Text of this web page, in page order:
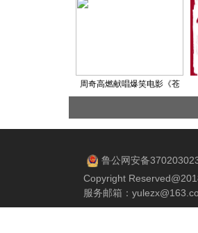
周奇高燃献唱爆笑电影《苍
名字的人》 天津路演王迅赞
鲁公网安备
Copyright
服务邮箱：